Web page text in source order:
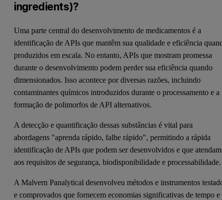
ingredients)?
Uma parte central do desenvolvimento de medicamentos é a
identificação de APIs que mantêm sua qualidade e eficiência
produzidos em escala. No entanto, APIs que mostram promessa
durante o desenvolvimento podem perder sua eficiência quando
dimensionados. Isso acontece por diversas razões, incluindo
contaminantes químicos introduzidos durante o processamento e a
formação de polimorfos de API alternativos.
A detecção e quantificação dessas substâncias é vital para
abordagens "aprenda rápido, falhe rápido", permitindo a rápida
identificação de APIs que podem ser desenvolvidos e que atendam
aos requisitos de segurança, biodisponibilidade e processabilidade.
A Malvern Panalytical desenvolveu métodos e instrumentos
e comprovados que fornecem economias significativas de tempo e